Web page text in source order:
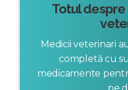
Totul
Medicii veterinari
completă cu
medicamente
pe